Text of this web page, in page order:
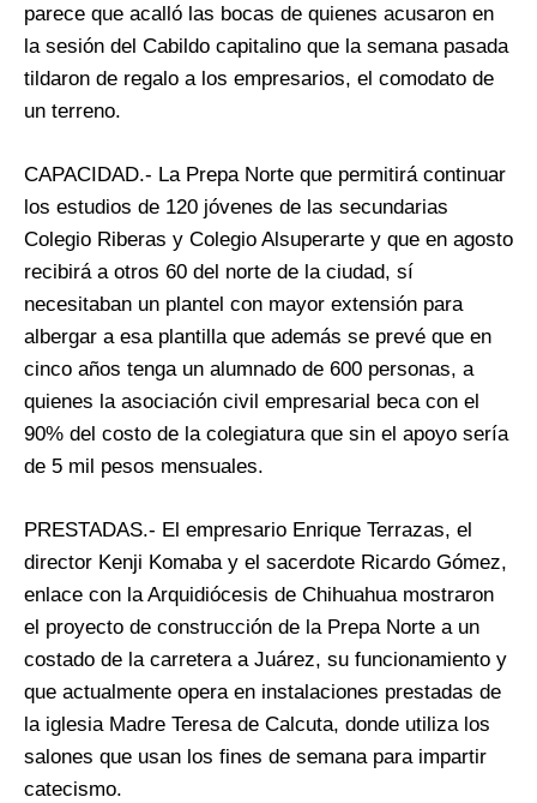
parece que acalló las bocas de quienes acusaron en
la sesión del Cabildo capitalino que la semana pasada
tildaron de regalo a los empresarios, el comodato de
un terreno.
CAPACIDAD.- La Prepa Norte que permitirá continuar
los estudios de 120 jóvenes de las secundarias
Colegio Riberas y Colegio Alsuperarte y que en agosto
recibirá a otros 60 del norte de la ciudad, sí
necesitaban un plantel con mayor extensión para
albergar a esa plantilla que además se prevé que en
cinco años tenga un alumnado de 600 personas, a
quienes la asociación civil empresarial beca con el
90% del costo de la colegiatura que sin el apoyo sería
de 5 mil pesos mensuales.
PRESTADAS.- El empresario Enrique Terrazas, el
director Kenji Komaba y el sacerdote Ricardo Gómez,
enlace con la Arquidiócesis de Chihuahua mostraron
el proyecto de construcción de la Prepa Norte a un
costado de la carretera a Juárez, su funcionamiento y
que actualmente opera en instalaciones prestadas de
la iglesia Madre Teresa de Calcuta, donde utiliza los
salones que usan los fines de semana para impartir
catecismo.